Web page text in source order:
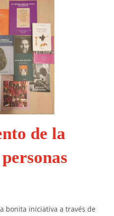
de la
bonita iniciativa a través de